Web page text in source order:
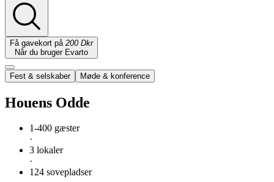
Få gavekort på 200 Dkr
Når du bruger Evarto
Fest & selskaber Møde & konference
Houens Odde
1-400 gæster
·
3 lokaler
·
124 sovepladser